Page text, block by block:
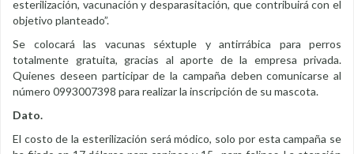
esterilización, vacunación y desparasitación, que contribuirá con el
objetivo planteado”.
Se colocará las vacunas séxtuple y antirrábica para perros
totalmente gratuita, gracias al aporte de la empresa privada.
Quienes deseen participar de la campaña deben comunicarse al
número 0993007398 para realizar la inscripción de su mascota.
Dato.
El costo de la esterilización será módico, solo por esta campaña se